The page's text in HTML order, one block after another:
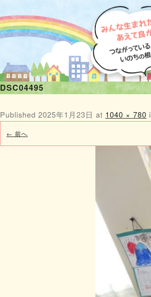
DSC04495
Published 2025年1月23日 at 1040 × 780
← 前へ